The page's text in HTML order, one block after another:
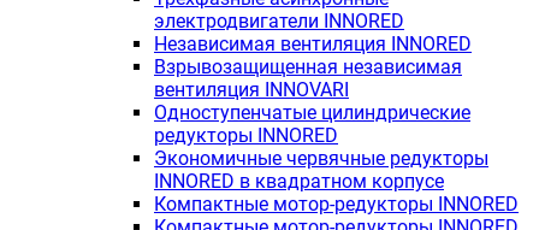
электродвигатели INNORED
Независимая вентиляция INNORED
Взрывозащищенная независимая
вентиляция INNOVARI
Одноступенчатые цилиндрические
редукторы INNORED
Экономичные червячные редукторы
INNORED в квадратном корпусе
Компактные мотор-редукторы INNORED